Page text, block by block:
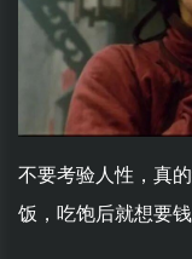
不要考验人性，真
饭，吃饱后就想要